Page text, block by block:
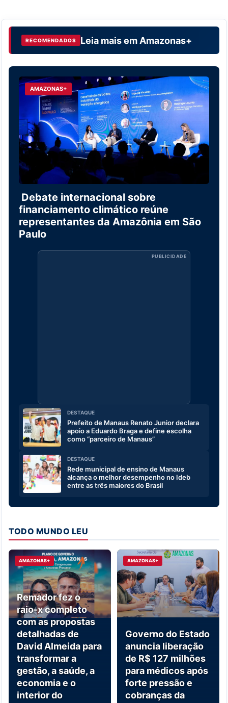
RECOMENDADOS Leia mais em Amazonas+
AMAZONAS+
Debate internacional sobre
financiamento climático reúne
representantes da Amazônia em São
Paulo
PUBLICIDADE
DESTAQUE
Prefeito de Manaus Renato Junior declara
apoio a Eduardo Braga e define escolha
como “parceiro de Manaus”
DESTAQUE
Rede municipal de ensino de Manaus
alcança o melhor desempenho no Ideb
entre as três maiores do Brasil
TODO MUNDO LEU
AMAZONAS+
Remador fez o
raio-x completo
com as propostas
detalhadas de
David Almeida para
transformar a
gestão, a saúde, a
economia e o
interior do
AMAZONAS+
Governo do Estado
anuncia liberação
de R$ 127 milhões
para médicos após
forte pressão e
cobranças da